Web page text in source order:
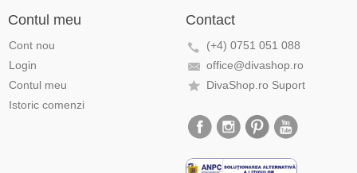
Contul meu
Cont nou
Login
Contul meu
Istoric comenzi
Contact
(+4) 0751 051 088
office@divashop.ro
DivaShop.ro Suport